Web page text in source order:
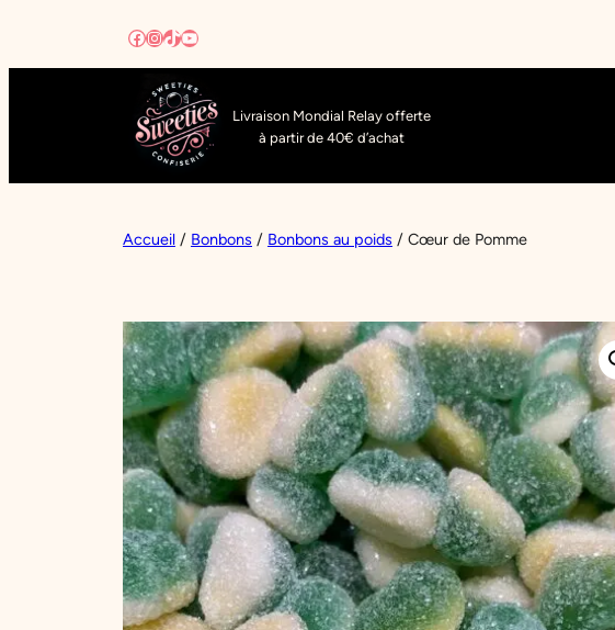
Facebook
Instagram
TikTok
YouTube
Livraison Mondial Relay offerte
à partir de 40€ d’achat
Accueil / Bonbons / Bonbons au poids / Cœur de Pomme